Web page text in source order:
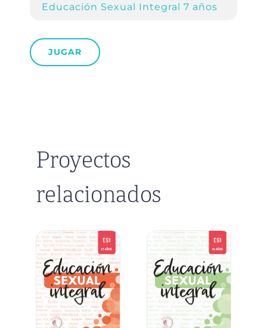
Educación Sexual Integral 7 años
JUGAR
Proyectos
relacionados